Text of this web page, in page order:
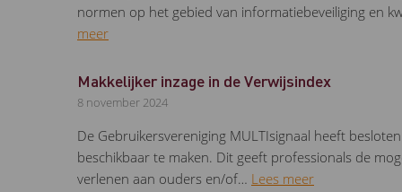
normen op het gebied van informatiebeveiliging en
meer
Makkelijker inzage in de Verwijsindex
8 november 2024
De Gebruikersvereniging MULTIsignaal heeft
beschikbaar te maken. Dit geeft professionals de
verlenen aan ouders en/of… Lees meer